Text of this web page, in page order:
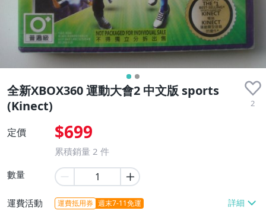
全新XBOX360 運動大會2 中文版 sports
(Kinect)
2
定價 $699
累積銷量 2 件
數量
運費活動 運費抵用券 週末7-11免運